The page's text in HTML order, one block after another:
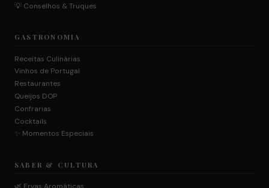
💡 Conselhos & Truques
GASTRONOMIA
Receitas Culinárias
Vinhos de Portugal
Restaurantes
Queijos DOP
Confrarias
Cocktails
✨ Momentos Especiais
SABER & CULTURA